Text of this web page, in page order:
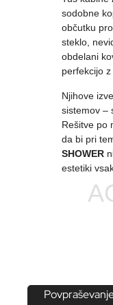
sodobne
občutku
steklo,
obdelani
perfekcijo
Njihove
sistemov –
Rešitve po
da bi pri
SHOWER
estetiki